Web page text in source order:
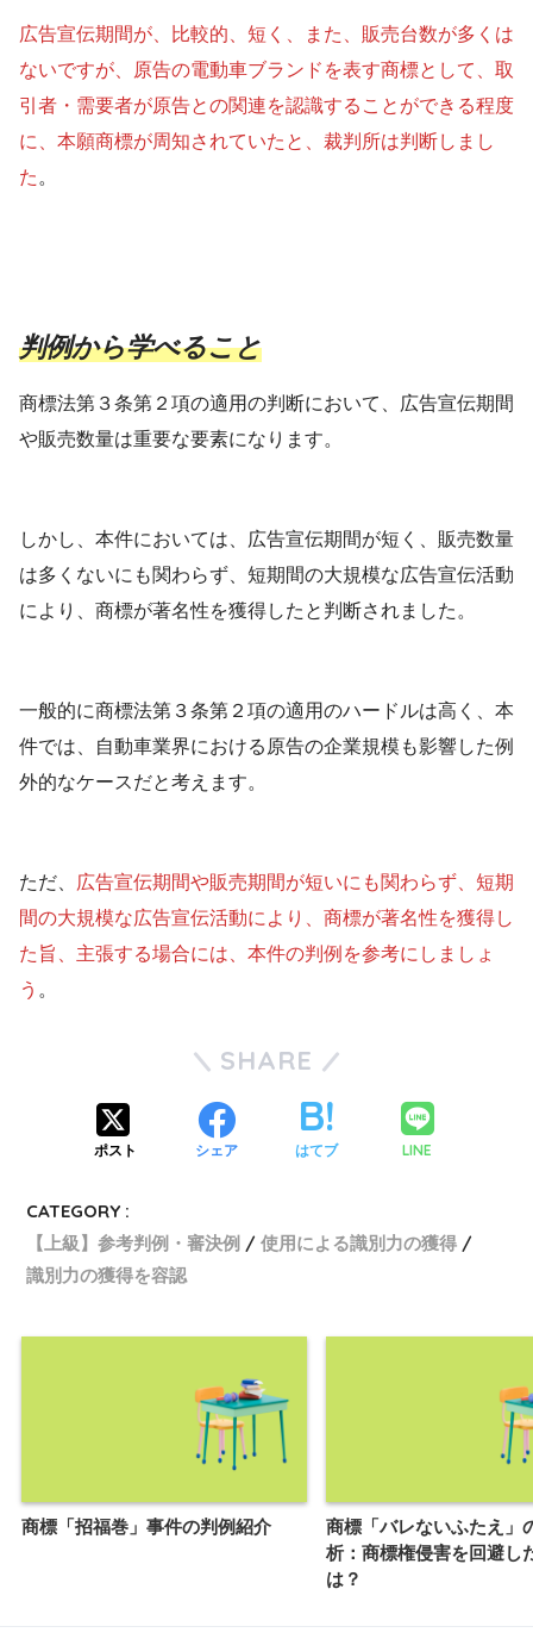
広告宣伝期間が、比較的、短く、また、販売台数が多くは
ないですが、原告の電動車ブランドを表す商標として、取
引者・需要者が原告との関連を認識することができる程度
に、本願商標が周知されていたと、裁判所は判断しまし
た 。
判例から学べること
商標法第３条第２項の適用の判断において、広告宣伝期間
や販売数量は重要な要素になります。
しかし、本件においては、広告宣伝期間が短く、販売数量
は多くないにも関わらず、短期間の大規模な広告宣伝活動
により、商標が著名性を獲得したと判断されました。
一般的に商標法第３条第２項の適用のハードルは高く、本
件では、自動車業界における原告の企業規模も影響した例
外的なケースだと考えます。
ただ、
広告宣伝期間や販売期間が短いにも関わらず、短期
間の大規模な広告宣伝活動により、商標が著名性を獲得し
た旨、主張する場合には、本件の判例を参考にしましょ
う 。
SHARE
ポスト シェア はてブ LINE
CATEGORY :
【上級】参考判例・審決例
使用による識別力の獲得
識別力の獲得を容認
商標「招福巻」事件の判例紹介
商標「バレないふたえ」
析：商標権侵害を回避し
は？